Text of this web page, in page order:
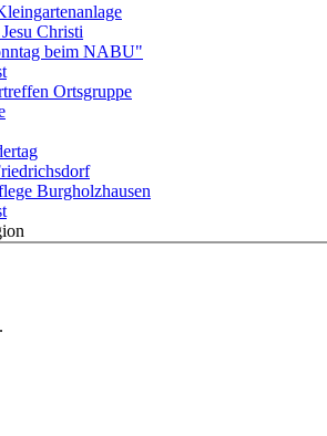
Christi
beim NABU"
Ortsgruppe
Burgholzhausen